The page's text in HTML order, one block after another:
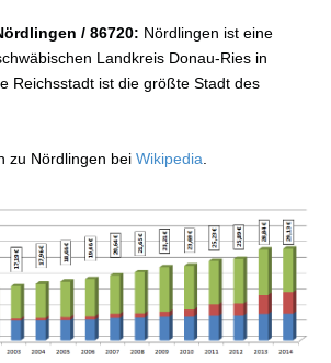
/ 86720: Nördlingen ist eine
Landkreis Donau-Ries in
Reichsstadt ist die größte Stadt des
zu Nördlingen bei Wikipedia